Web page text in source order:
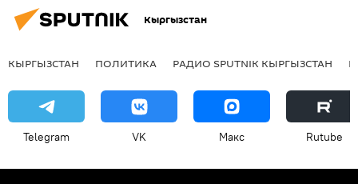
Кыргызстан
КЫРГЫЗСТАН ПОЛИТИКА РАДИО SPUTNIK КЫРГЫЗСТАН
Telegram VK Макс Rutube